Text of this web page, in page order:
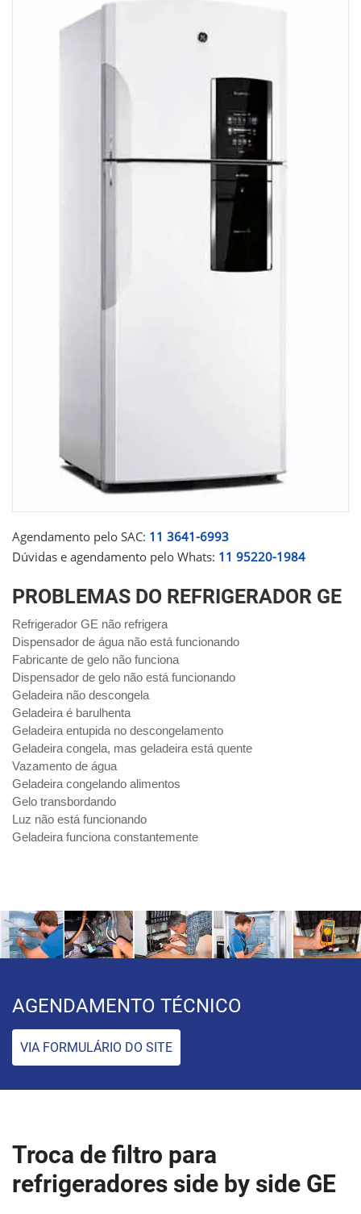
Agendamento pelo SAC: 11 3641-6993
Dúvidas e agendamento pelo Whats: 11 95220-1984
PROBLEMAS DO REFRIGERADOR GE
Refrigerador GE não refrigera
Dispensador de água não está funcionando
Fabricante de gelo não funciona
Dispensador de gelo não está funcionando
Geladeira não descongela
Geladeira é barulhenta
Geladeira entupida no descongelamento
Geladeira congela, mas geladeira está quente
Vazamento de água
Geladeira congelando alimentos
Gelo transbordando
Luz não está funcionando
Geladeira funciona constantemente
AGENDAMENTO TÉCNICO
VIA FORMULÁRIO DO SITE
Troca de filtro para
refrigeradores side by side GE